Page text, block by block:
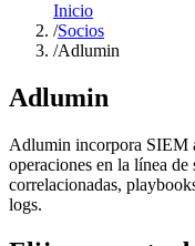
Inicio
/Socios
/Adlumin
Adlumin
Adlumin incorpora SIEM
operaciones en la línea
correlacionadas,
logs.